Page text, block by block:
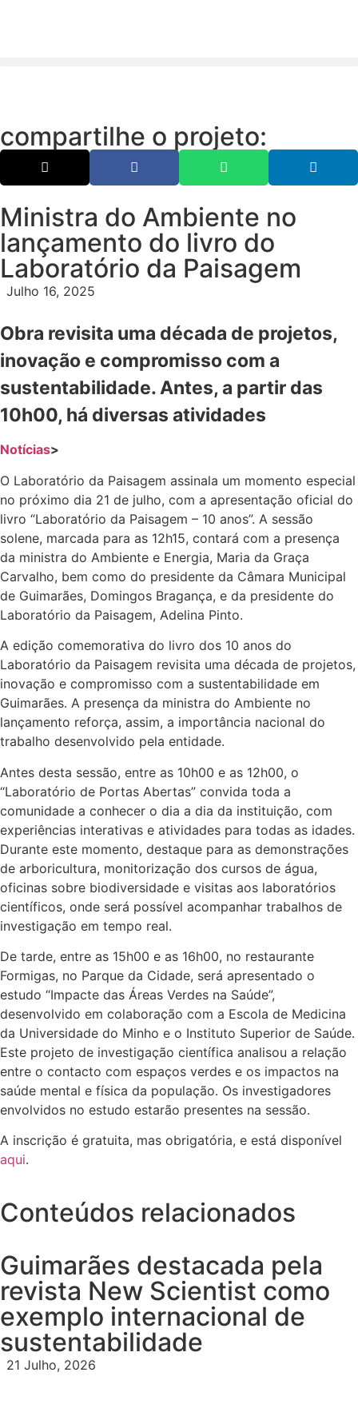
compartilhe o projeto:
Ministra do Ambiente no
lançamento do livro do
Laboratório da Paisagem
Julho 16, 2025
Obra revisita uma década de projetos,
inovação e compromisso com a
sustentabilidade. Antes, a partir das
10h00, há diversas atividades
Notícias>
O Laboratório da Paisagem assinala um momento especial
no próximo dia 21 de julho, com a apresentação oficial do
livro “Laboratório da Paisagem – 10 anos”. A sessão
solene, marcada para as 12h15, contará com a presença
da ministra do Ambiente e Energia, Maria da Graça
Carvalho, bem como do presidente da Câmara Municipal
de Guimarães, Domingos Bragança, e da presidente do
Laboratório da Paisagem, Adelina Pinto.
A edição comemorativa do livro dos 10 anos do
Laboratório da Paisagem revisita uma década de projetos,
inovação e compromisso com a sustentabilidade em
Guimarães. A presença da ministra do Ambiente no
lançamento reforça, assim, a importância nacional do
trabalho desenvolvido pela entidade.
Antes desta sessão, entre as 10h00 e as 12h00, o
“Laboratório de Portas Abertas” convida toda a
comunidade a conhecer o dia a dia da instituição, com
experiências interativas e atividades para todas as idades.
Durante este momento, destaque para as demonstrações
de arboricultura, monitorização dos cursos de água,
oficinas sobre biodiversidade e visitas aos laboratórios
científicos, onde será possível acompanhar trabalhos de
investigação em tempo real.
De tarde, entre as 15h00 e as 16h00, no restaurante
Formigas, no Parque da Cidade, será apresentado o
estudo “Impacte das Áreas Verdes na Saúde”,
desenvolvido em colaboração com a Escola de Medicina
da Universidade do Minho e o Instituto Superior de Saúde.
Este projeto de investigação científica analisou a relação
entre o contacto com espaços verdes e os impactos na
saúde mental e física da população. Os investigadores
envolvidos no estudo estarão presentes na sessão.
A inscrição é gratuita, mas obrigatória, e está disponível
aqui.
Conteúdos relacionados
Guimarães destacada pela
revista New Scientist como
exemplo internacional de
sustentabilidade
21 Julho, 2026